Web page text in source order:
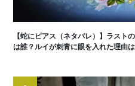
【蛇にピアス（ネタバレ）】ラスト
は誰？ルイが刺青に眼を入れた理由